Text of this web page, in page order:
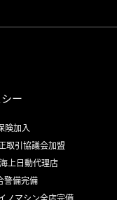
ー
険加入
取引協議会加盟
上日動代理店
警備完備